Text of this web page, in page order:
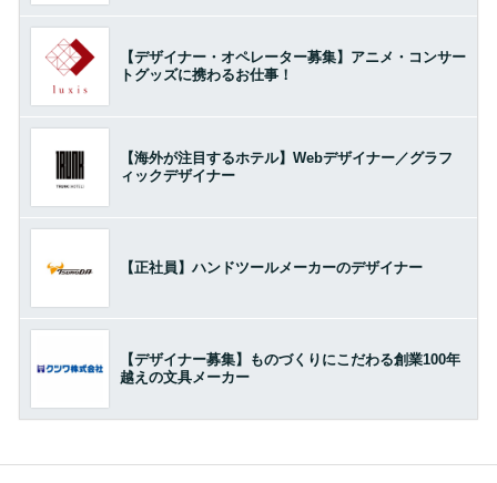
【デザイナー・オペレーター募集】アニメ・コンサー
トグッズに携わるお仕事！
【海外が注目するホテル】Webデザイナー／グラフ
ィックデザイナー
【正社員】ハンドツールメーカーのデザイナー
【デザイナー募集】ものづくりにこだわる創業100年
越えの文具メーカー